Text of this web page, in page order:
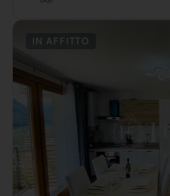
IN AFFITTO